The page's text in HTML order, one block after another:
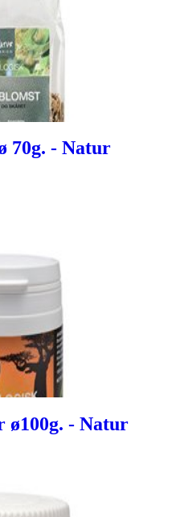
70g. - Natur
ø100g. - Natur